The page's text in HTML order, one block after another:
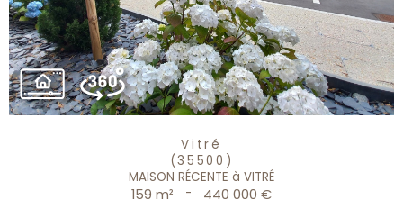
Vitré
(35500)
MAISON RÉCENTE à VITRÉ
159 m² - 440 000 €